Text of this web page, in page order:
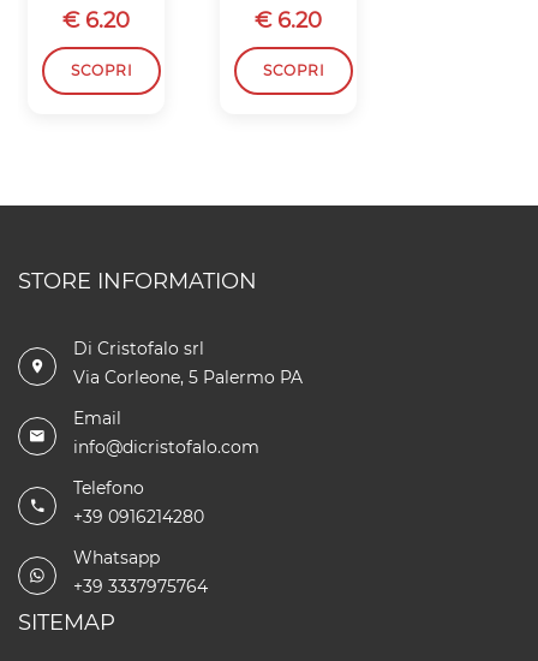
€ 6.20
SCOPRI
€ 6.20
SCOPRI
STORE INFORMATION
Di Cristofalo srl
Via Corleone, 5 Palermo PA
Email
info@dicristofalo.com
Telefono
+39 0916214280
Whatsapp
+39 3337975764
SITEMAP